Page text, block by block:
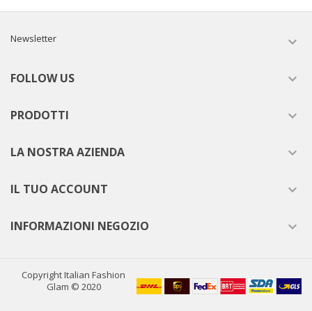
Newsletter 
FOLLOW US 
PRODOTTI 
LA NOSTRA AZIENDA 
IL TUO ACCOUNT 
INFORMAZIONI NEGOZIO 
Copyright Italian Fashion
Glam © 2020